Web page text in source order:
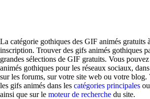
La catégorie gothiques des GIF animés gratuits
inscription. Trouver des gifs animés gothiques
grandes sélections de GIF gratuits. Vous
animés gothiques pour les réseaux sociaux,
sur les forums, sur votre site web ou votre blog.
les gifs animés dans les catégories principales ou
ainsi que sur le moteur de recherche du site.